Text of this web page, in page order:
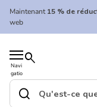
Skip to content
Maintenant15 % de
web
Navi
gatio
n
mobil
search
Accueil
Recherche"
search